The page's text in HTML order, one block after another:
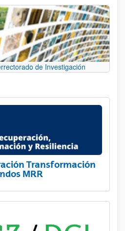
de Investigación
Transformación
MRR